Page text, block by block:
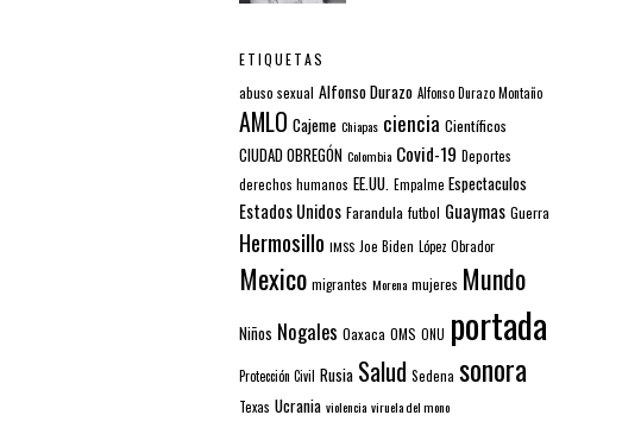
ETIQUETAS
abuso sexual Alfonso Durazo Alfonso Durazo Montaño
AMLO Cajeme Chiapas ciencia Científicos
CIUDAD OBREGÓN Colombia Covid-19 Deportes
derechos humanos EE.UU. Empalme Espectaculos
Estados Unidos Farandula futbol Guaymas Guerra
Hermosillo IMSS Joe Biden López Obrador
Mexico migrantes Morena mujeres Mundo
Niños Nogales Oaxaca OMS ONU portada
Protección Civil Rusia Salud Sedena sonora
Texas Ucrania violencia viruela del mono